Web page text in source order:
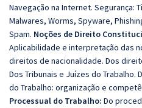
Navegação na Internet. Segurança:
Malwares, Worms, Spyware,
Spam. Noções de Direito
Aplicabilidade e interpretação das
direitos de nacionalidade. Dos
Dos Tribunais e Juízes do Trabalho.
do Trabalho: organização e
Processual do Trabalho: Do